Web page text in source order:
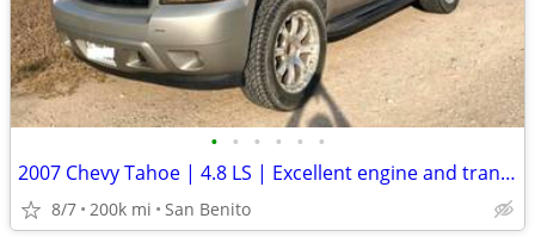
• • • • • •
2007 Chevy Tahoe | 4.8 LS | Excellent engine and transmission, clean title !
8/7 200k mi San Benito